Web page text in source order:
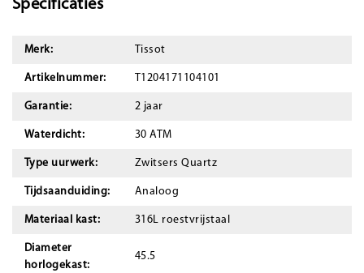
Specificaties
Merk: Tissot
Artikelnummer: T1204171104101
Garantie: 2 jaar
Waterdicht: 30 ATM
Type uurwerk: Zwitsers Quartz
Tijdsaanduiding: Analoog
Materiaal kast: 316L roestvrijstaal
Diameter
horlogekast:
45.5